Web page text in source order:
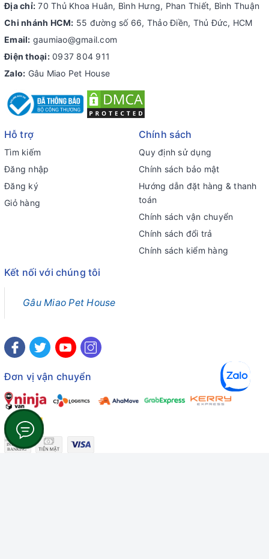
Địa chỉ: 70 Thủ Khoa Huân, Bình Hưng, Phan Thiết, Bình Thuận
Chi nhánh HCM: 55 đường số 66, Thảo Điền, Thủ Đức, HCM
Email: gaumiao@gmail.com
Điện thoại: 0937 804 911
Zalo: Gâu Miao Pet House
Hỗ trợ
Tìm kiếm
Đăng nhập
Đăng ký
Giỏ hàng
Chính sách
Quy định sử dụng
Chính sách bảo mật
Hướng dẫn đặt hàng & thanh
toán
Chính sách vận chuyển
Chính sách đổi trả
Chính sách kiểm hàng
Kết nối với chúng tôi
Gâu Miao Pet House
Đơn vị vận chuyển